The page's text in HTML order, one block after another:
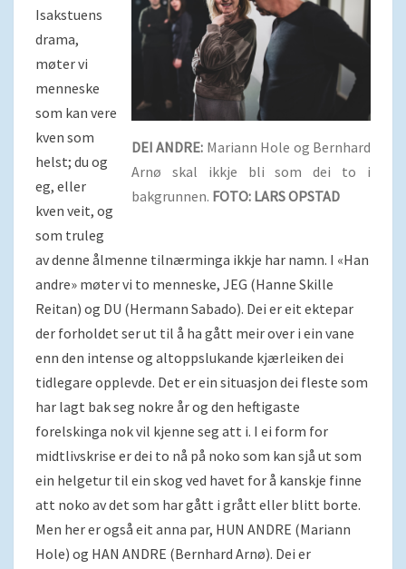
DEI ANDRE: Mariann Hole og Bernhard
Arnø skal ikkje bli som dei to i
bakgrunnen. FOTO: LARS OPSTAD
Isakstuens
drama,
møter vi
menneske
som kan vere
kven som
helst; du og
eg, eller
kven veit, og
som truleg
av denne ålmenne tilnærminga ikkje har namn. I «Han
andre» møter vi to menneske, JEG (Hanne Skille
Reitan) og DU (Hermann Sabado). Dei er eit ektepar
der forholdet ser ut til å ha gått meir over i ein vane
enn den intense og altoppslukande kjærleiken dei
tidlegare opplevde. Det er ein situasjon dei fleste som
har lagt bak seg nokre år og den heftigaste
forelskinga nok vil kjenne seg att i. I ei form for
midtlivskrise er dei to nå på noko som kan sjå ut som
ein helgetur til ein skog ved havet for å kanskje finne
att noko av det som har gått i grått eller blitt borte.
Men her er også eit anna par, HUN ANDRE (Mariann
Hole) og HAN ANDRE (Bernhard Arnø). Dei er